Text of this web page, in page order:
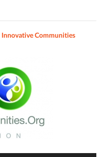
Innovative Communities